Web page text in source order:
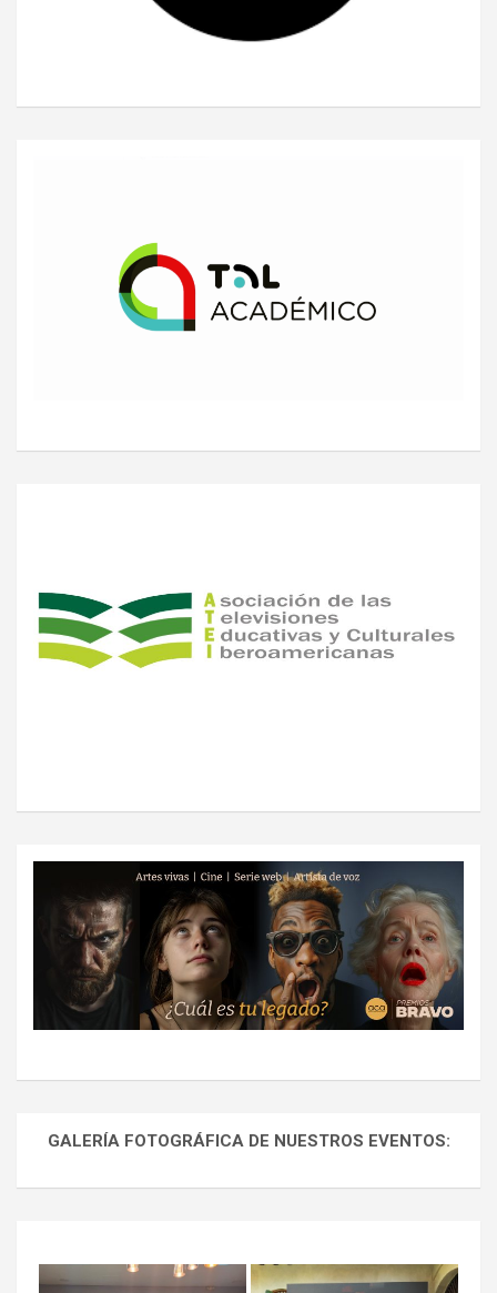
GALERÍA FOTOGRÁFICA DE NUESTROS EVENTOS: